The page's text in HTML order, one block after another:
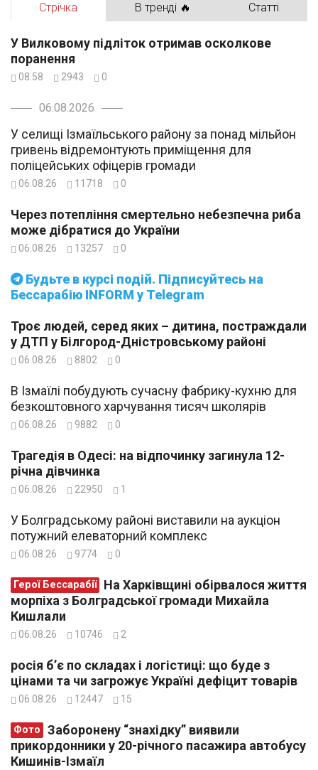
Стрічка В тренді 🔥 Статті
Будьте в курсі подій. Підписуйтесь на
Бессарабію INFORM у Telegram
У Вилковому підліток отримав осколкове
поранення
08:58 2943 0
06.08.2026
У селищі Ізмаїльського району за понад мільйон
гривень відремонтують приміщення для
поліцейських офіцерів громади
06.08.26 11718 0
Через потепління смертельно небезпечна риба
може дібратися до України
06.08.26 13257 0
Троє людей, серед яких – дитина, постраждали
у ДТП у Білгород-Дністровському районі
06.08.26 8802 0
В Ізмаїлі побудують сучасну фабрику-кухню для
безкоштовного харчування тисяч школярів
06.08.26 9882 0
Трагедія в Одесі: на відпочинку загинула 12-
річна дівчинка
06.08.26 22950 1
У Болградському районі виставили на аукціон
потужний елеваторний комплекс
06.08.26 9774 0
Герої Бессарабії
морпіха з Болградської громади Михайла
Кишлали
06.08.26 10746 2
росія б’є по складах і логістиці: що буде з
цінами та чи загрожує Україні дефіцит товарів
06.08.26 12447 15
Фото
прикордонники у 20-річного пасажира автобусу
Кишинів-Ізмаїл